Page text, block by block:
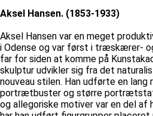
Aksel Hansen. (1853-1933)
Aksel Hansen var en meget
i Odense og var først i træskærer-
far for siden at komme på
skulptur udvikler sig fra det
nouveau stilen. Han udførte en
portrætbuster og større
og allegoriske motiver var en del af